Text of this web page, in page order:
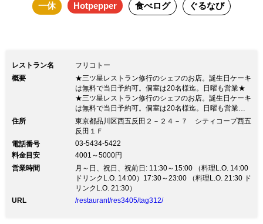
一休 Hotpepper 食べログ ぐるなび
レストラン名
フリコトー
概要
★三ツ星レストラン修行のシェフのお店。誕生日ケーキ
は無料で当日予約可。個室は20名様迄。日曜も営業★
★三ツ星レストラン修行のシェフのお店。誕生日ケーキ
は無料で当日予約可。個室は20名様迄。日曜も営業★
リーズナブルな価格で、温かい雰囲気のレストラン. ご
商談、ご家族の会食、完全個室を利用してのご接待、歓
ださい。貸切は40名様くらい迄です。テーオーシや五
反田文化センター、雅叙園からも徒歩圏です。 ★契約
農家による季節の有機野菜と産地直送の厳選された素材
をふんだんに使った料理。 ★フランスやイタリアの三
ツ星レストランで修行したシェフによる、本物の素材に
こだわった本場の味をお楽しみ下さい。 ★パーティー
住所
東京都品川区西五反田２－２４－７ シティコープ西五
反田１Ｆ
電話番号
03-5434-5422
料金目安
4001～5000円
営業時間
月～日、祝日、祝前日: 11:30～15:00 （料理L.O. 14:00
ドリンクL.O. 14:00）17:30～23:00 （料理L.O. 21:30 ド
リンクL.O. 21:30）
URL
/restaurant/res3405/tag312/